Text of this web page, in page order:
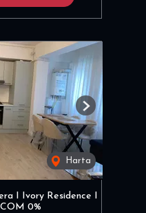
Harta
Next
I Ivory Residence I
0%